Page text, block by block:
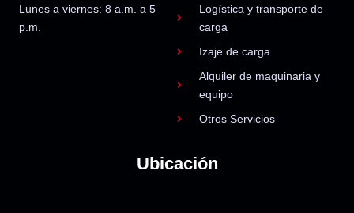
Lunes a viernes: 8 a.m. a 5
p.m.
Logística y transporte de
carga
Izaje de carga
Alquiler de maquinaria y
equipo
Otros Servicios
Ubicación